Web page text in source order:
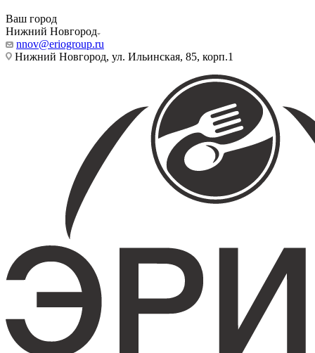
Ваш город
Нижний Новгород
nnov@eriogroup.ru
Нижний Новгород, ул. Ильинская, 85, корп.1